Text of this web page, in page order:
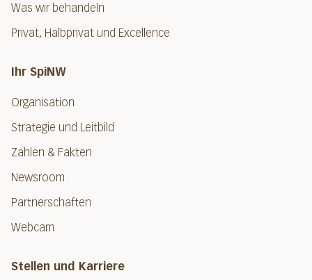
Was wir behandeln
Privat, Halbprivat und Excellence
Ihr SpiNW
Organisation
Strategie und Leitbild
Zahlen & Fakten
Newsroom
Partnerschaften
Webcam
Stellen und Karriere